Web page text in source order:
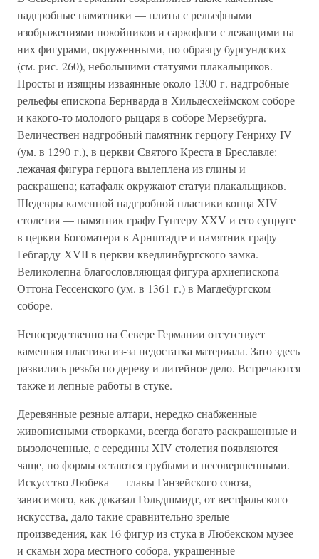
надгробные памятники — плиты с рельефными
изображениями покойников и саркофаги с лежащими на
них фигурами, окруженными, по образцу бургундских
(см. рис. 260), небольшими статуями плакальщиков.
Просты и изящны изваянные около 1300 г. надгробные
рельефы епископа Бернварда в Хильдесхеймском соборе
и какого-то молодого рыцаря в соборе Мерзебурга.
Величествен надгробный памятник герцогу Генриху IV
(ум. в 1290 г.), в церкви Святого Креста в Бреславле:
лежачая фигура герцога вылеплена из глины и
раскрашена; катафалк окружают статуи плакальщиков.
Шедевры каменной надгробной пластики конца XIV
столетия — памятник графу Гунтеру XXV и его супруге
в церкви Богоматери в Арнштадте и памятник графу
Гебгарду XVII в церкви кведлинбургского замка.
Великолепна благословляющая фигура архиепископа
Оттона Гессенского (ум. в 1361 г.) в Магдебургском
соборе.
Непосредственно на Севере Германии отсутствует
каменная пластика из-за недостатка материала. Зато здесь
развились резьба по дереву и литейное дело. Встречаются
также и лепные работы в стуке.
Деревянные резные алтари, нередко снабженные
живописными створками, всегда богато раскрашенные и
вызолоченные, с середины XIV столетия появляются
чаще, но формы остаются грубыми и несовершенными.
Искусство Любека — главы Ганзейского союза,
зависимого, как доказал Гольдшмидт, от вестфальского
искусства, дало такие сравнительно зрелые
произведения, как 16 фигур из стука в Любекском музее
и скамьи хора местного собора, украшенные